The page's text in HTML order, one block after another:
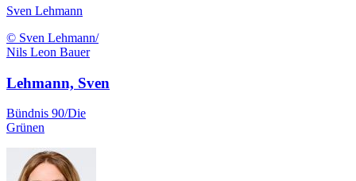
Sven Lehmann
© Sven Lehmann/
Nils Leon Bauer
Lehmann, Sven
Bündnis 90/Die
Grünen